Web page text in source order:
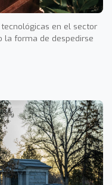
en el sector
la forma de despedirse